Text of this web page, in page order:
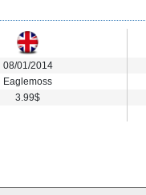
08/01/2014
Eaglemoss
3.99$